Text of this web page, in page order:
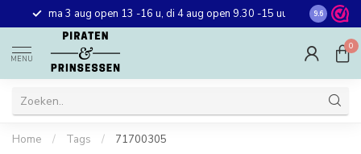
ma 3 aug open 13 -16 u, di 4 aug open 9.30 -15 uur Gratis
winkel in
9.6
MENU
0
Home / Tags / 71700305